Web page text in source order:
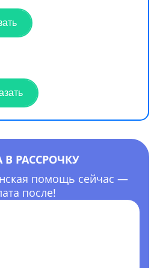
В РАССРОЧКУ
помощь сейчас —
после!